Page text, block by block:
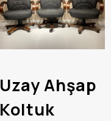
Uzay Ahşap
Koltuk